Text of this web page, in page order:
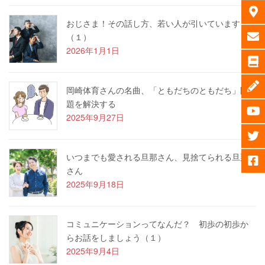
おじさま！その話し方、若い人が引いています
（１）
2026年1月1日
岡崎体育さんの名曲、「ともだちのともだち」問
題を解決する
2025年9月27日
いつまでも愛される旦那さん、見捨てられる旦那
さん
2025年9月18日
コミュニケーションってなんだ？ 初歩の初歩か
らお話をしましょう（１）
2025年9月4日